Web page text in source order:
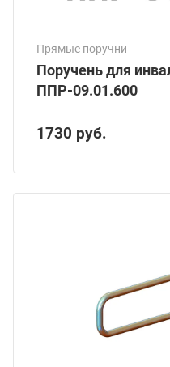
Прямые поручни
Поручень для
ППР-09.01.600
1730 руб.